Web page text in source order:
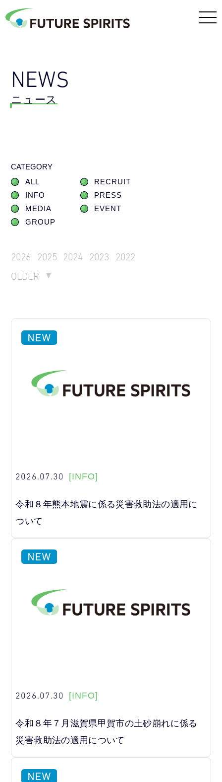
NEWS
ニュース
CATEGORY
ALL
RECRUIT
INFO
PRESS
MEDIA
EVENT
GROUP
2026 2025 2024 2023
2022
OLDER
2026.07.30 [INFO]
令和８年熊本地震に係る災害救助法の適用に
ついて
2026.07.30 [INFO]
令和８年７月滋賀県甲賀市の土砂崩れに係る
災害救助法の適用について